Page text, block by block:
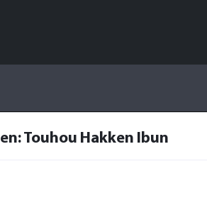
Touhou Hakken Ibun